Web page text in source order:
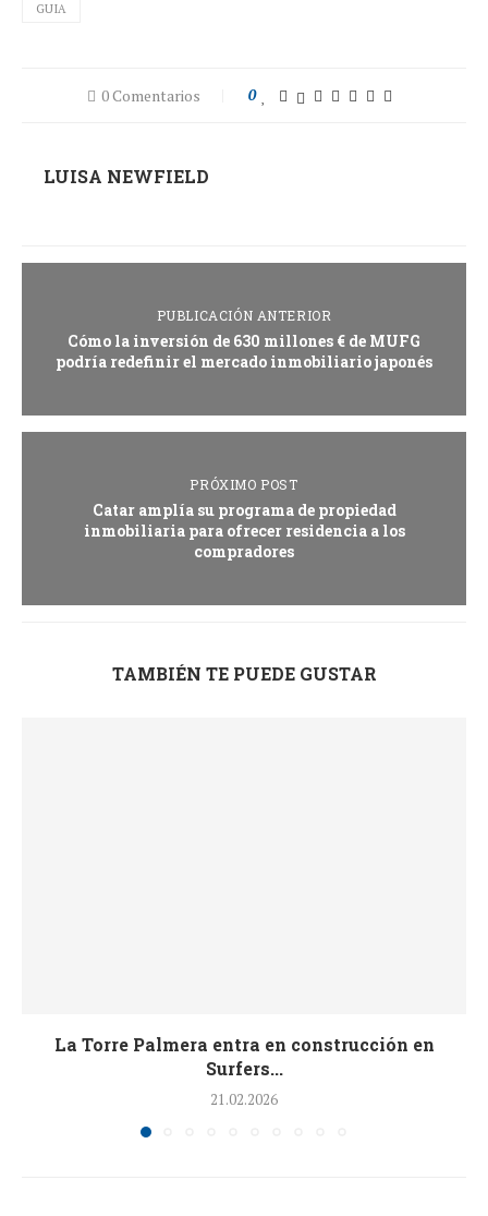
GUIA
0 Comentarios 0
LUISA NEWFIELD
PUBLICACIÓN ANTERIOR
Cómo la inversión de 630 millones € de MUFG
podría redefinir el mercado inmobiliario japonés
PRÓXIMO POST
Catar amplía su programa de propiedad
inmobiliaria para ofrecer residencia a los
compradores
TAMBIÉN TE PUEDE GUSTAR
La Torre Palmera entra en construcción en
Surfers...
21.02.2026